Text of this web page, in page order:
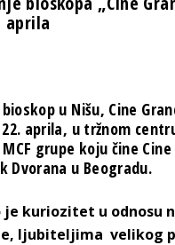
aprila
u Nišu, Cine
aprila, u tržnom
grupe koju čine
Dvorana u Beogradu.
je kuriozitet u odnosu
ljubiteljima velikog